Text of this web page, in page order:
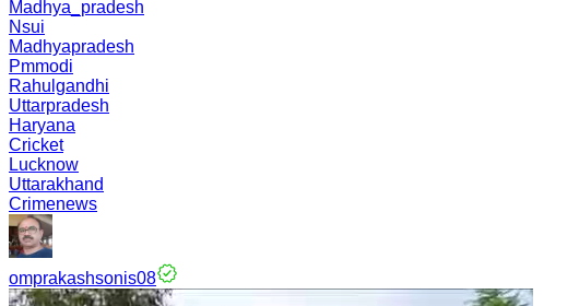
Madhya_pradesh
Nsui
Madhyapradesh
Pmmodi
Rahulgandhi
Uttarpradesh
Haryana
Cricket
Lucknow
Uttarakhand
Crimenews
omprakashsonis08